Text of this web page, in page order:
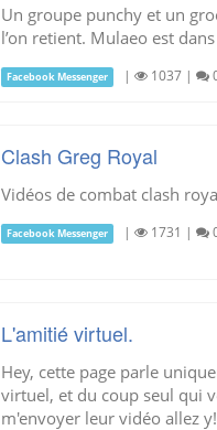
Un groupe punchy et un
l’on retient. Mulaeo est
Facebook Messenger | 1037 |
Clash Greg Royal
Vidéos de combat clash
Facebook Messenger | 1731 |
L'amitié virtuel.
Hey, cette page parle
virtuel, et du coup seul qui
m'envoyer leur vidéo allez y!